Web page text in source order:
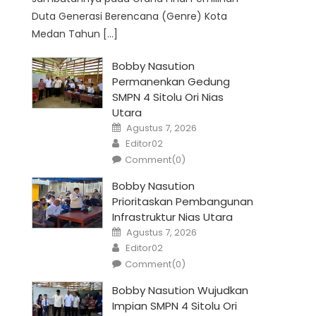
Duta Generasi Berencana (Genre) Kota
Medan Tahun […]
Bobby Nasution
Permanenkan Gedung
SMPN 4 Sitolu Ori Nias
Utara
Posted
on
Agustus 7, 2026
Author
Editor02
Comment(0)
Bobby Nasution
Prioritaskan Pembangunan
Infrastruktur Nias Utara
Posted
on
Agustus 7, 2026
Author
Editor02
Comment(0)
Bobby Nasution Wujudkan
Impian SMPN 4 Sitolu Ori